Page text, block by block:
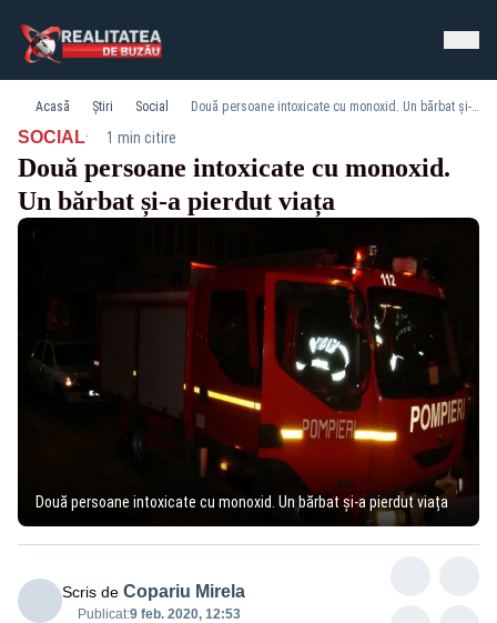
Acasă Știri Social Două persoane intoxicate cu monoxid. Un bărbat și-a pierdut viața
SOCIAL· 1 min citire
Două persoane intoxicate cu monoxid.
Un bărbat și-a pierdut viața
Două persoane intoxicate cu monoxid. Un bărbat și-a pierdut viața
Scris de Copariu Mirela
Publicat:9 feb. 2020, 12:53